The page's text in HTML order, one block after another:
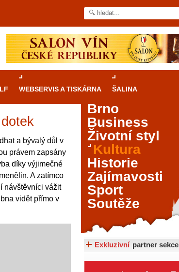
WEBSERVIS A TISKÁRNA ŠALINA
a bývalý důl v
právem zapsány
díky výjimečné
A zatímco
návštěvníci vážit
vidět přímo v
v Brně: Od
památky, skvělé
Mimo jiné je ale také
a bezpečně vyzkoušet
kvetoucí moravské
her od klasické
jak pro pravidelné
Brno
Business
Životní styl
Kultura
Historie
Zajímavosti
Sport
Soutěže
Exkluzivní partner sekce